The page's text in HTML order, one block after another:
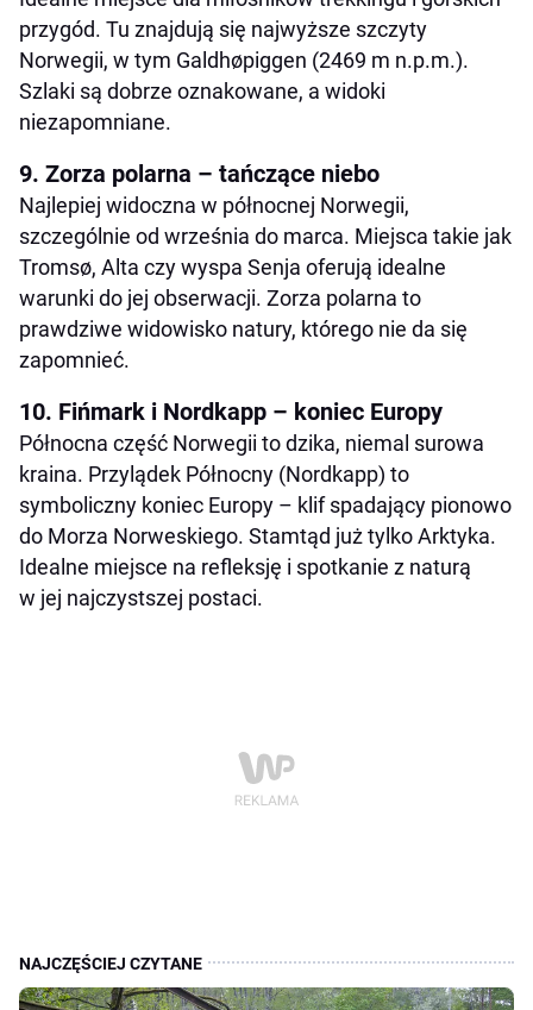
przygód. Tu znajdują się najwyższe szczyty
Norwegii, w tym Galdhøpiggen (2469 m n.p.m.).
Szlaki są dobrze oznakowane, a widoki
niezapomniane.
9. Zorza polarna – tańczące niebo
Najlepiej widoczna w północnej Norwegii,
szczególnie od września do marca. Miejsca takie jak
Tromsø, Alta czy wyspa Senja oferują idealne
warunki do jej obserwacji. Zorza polarna to
prawdziwe widowisko natury, którego nie da się
zapomnieć.
10. Fińmark i Nordkapp – koniec Europy
Północna część Norwegii to dzika, niemal surowa
kraina. Przylądek Północny (Nordkapp) to
symboliczny koniec Europy – klif spadający pionowo
do Morza Norweskiego. Stamtąd już tylko Arktyka.
Idealne miejsce na refleksję i spotkanie z naturą
w jej najczystszej postaci.